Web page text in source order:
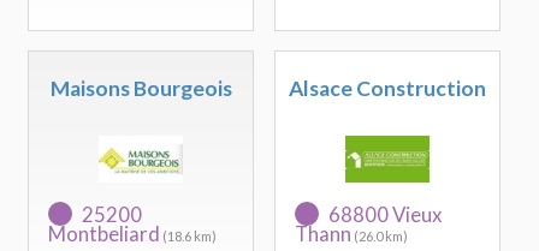
Maisons Bourgeois
25200
Montbeliard (18.6 km)
Alsace Construction
68800 Vieux
Thann (26.0 km)